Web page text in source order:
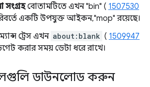
সংগ্রহবোতামটিতে এখন "bin" ( 1507530
একটি উপযুক্ত আইকন, "mop" রয়েছে।
ট্রেস এখন about:blank ( 1509947
করার সময় ডেটা ধরে রাখে।
ডাউনলোড করুন